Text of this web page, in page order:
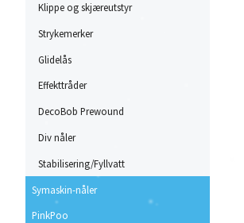
Klippe og skjæreutstyr
Strykemerker
Glidelås
Effekttråder
DecoBob Prewound
Div nåler
Stabilisering/Fyllvatt
Symaskin-nåler
PinkPoo